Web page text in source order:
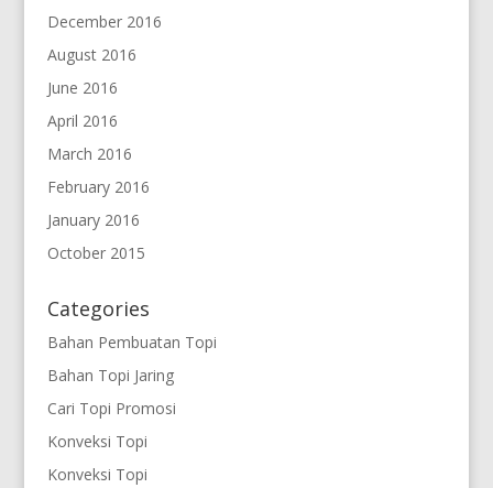
December 2016
August 2016
June 2016
April 2016
March 2016
February 2016
January 2016
October 2015
Categories
Bahan Pembuatan Topi
Bahan Topi Jaring
Cari Topi Promosi
Konveksi Topi
Konveksi Topi